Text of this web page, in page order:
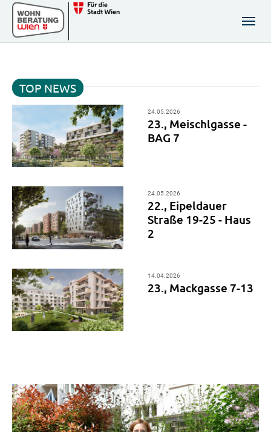
Zum Hauptinhalt springen
Skip to page footer
TOP NEWS
24.05.2026
23., Meischlgasse -
BAG 7
24.05.2026
22., Eipeldauer
Straße 19-25 - Haus
2
14.04.2026
23., Mackgasse 7-13